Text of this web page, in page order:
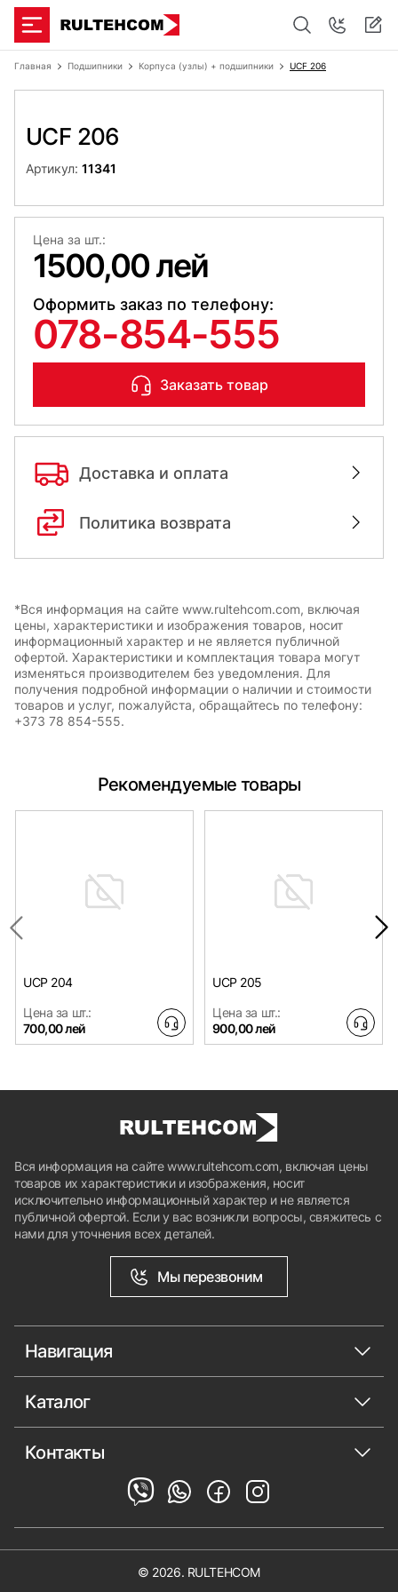
Главная Подшипники Корпуса (узлы) + подшипники UCF 206
UCF 206
Артикул: 11341
Цена за шт.:
1500,00 лей
Оформить заказ по телефону:
078-854-555
Заказать товар
Доставка и оплата
Политика возврата
*Вся информация на сайте www.rultehcom.com, включая
цены, характеристики и изображения товаров, носит
информационный характер и не является публичной
офертой. Характеристики и комплектация товара могут
изменяться производителем без уведомления. Для
получения подробной информации о наличии и стоимости
товаров и услуг, пожалуйста, обращайтесь по телефону:
+373 78 854-555.
Рекомендуемые товары
UCP 204
Цена за шт.:
700,00 лей
UCP 205
Цена за шт.:
900,00 лей
Вся информация на сайте www.rultehcom.com, включая цены
товаров их характеристики и изображения, носит
исключительно информационный характер и не является
публичной офертой. Если у вас возникли вопросы, свяжитесь с
нами для уточнения всех деталей.
Мы перезвоним
Навигация
Каталог
Контакты
© 2026. RULTEHCOM